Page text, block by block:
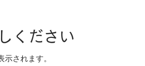
ください
されます。